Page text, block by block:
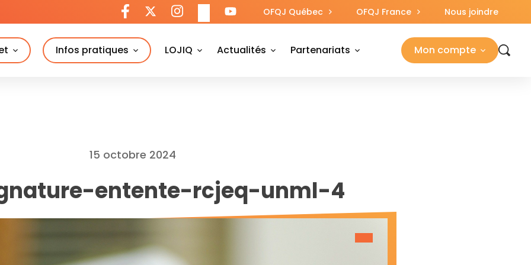
OFQJ Québec OFQJ France Nous joindre
Infos pratiques LOJIQ Actualités Partenariats Mon compte
15 octobre 2024
entente-rcjeq-unml-4